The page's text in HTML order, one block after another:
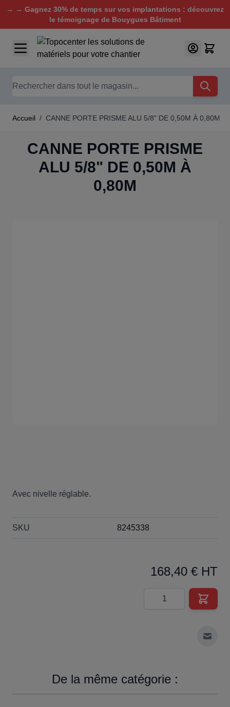
→ → Gagnez 30% de temps sur vos implantations : découvrez
le témoignage de Bouygues Bâtiment
Aller au contenu
Chercher
Accueil / CANNE PORTE PRISME ALU 5/8" DE 0,50M À 0,80M
CANNE PORTE PRISME
ALU 5/8" DE 0,50M À
0,80M
Avec nivelle réglable.
SKU 8245338
168,40 € HT
Quantité
De la même catégorie :